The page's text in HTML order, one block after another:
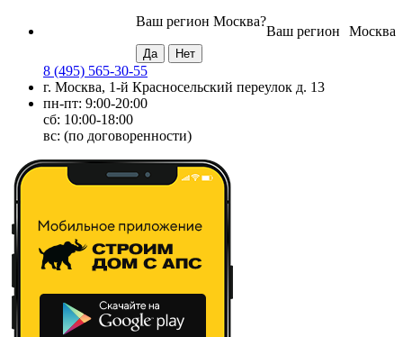
Москва
Ваш регион
Ваш регион Москва?
8 (495) 565-30-55
г. Москва, 1-й Красносельский переулок д. 13
пн-пт: 9:00-20:00
сб: 10:00-18:00
вс: (по договоренности)